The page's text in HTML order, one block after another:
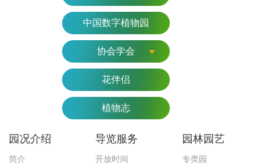
中国数字植物园
协会学会
花伴侣
植物志
园况介绍
简介
导览服务
开放时间
园林园艺
专类园